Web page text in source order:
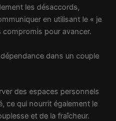
les désaccords,
en utilisant le « je
pour avancer.
dans un couple
des espaces personnels
ce qui nourrit également le
et de la fraîcheur.